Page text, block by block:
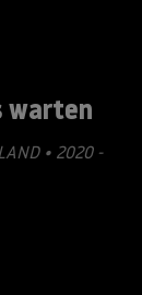
warten
• 2020 -